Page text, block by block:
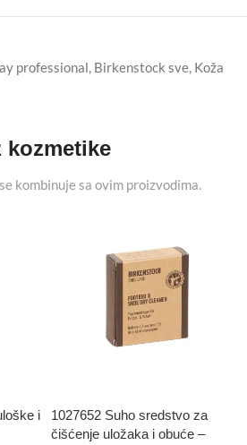
professional, Birkenstock sve, Koža
kozmetike
kombinuje sa ovim proizvodima.
i
1027652 Suho sredstvo za
čišćenje uložaka i obuće –